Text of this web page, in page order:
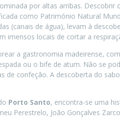
por altas arribas. Descobrir
como Património Natural
(canais de água), levam à
imensos locais de cortar a
a gastronomia madeirense,
ou o bife de atum. Não se
de confeção. A descoberta do
Porto Santo, encontra-se uma
Perestrelo, João Gonçalves